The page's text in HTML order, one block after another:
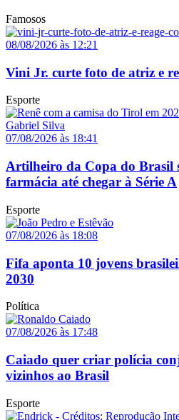
Famosos
08/08/2026 às 12:21
Vini Jr. curte foto de atriz e
Esporte
07/08/2026 às 18:41
Artilheiro da Copa do Brasil
farmácia até chegar à Série A
Esporte
07/08/2026 às 18:08
Fifa aponta 10 jovens
2030
Política
07/08/2026 às 17:48
Caiado quer criar polícia
vizinhos ao Brasil
Esporte